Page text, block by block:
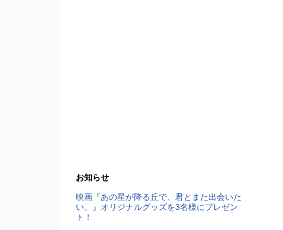
お知らせ
映画『あの星が降る丘で、君とまた出会いた
い。』オリジナルグッズを3名様にプレゼン
ト！